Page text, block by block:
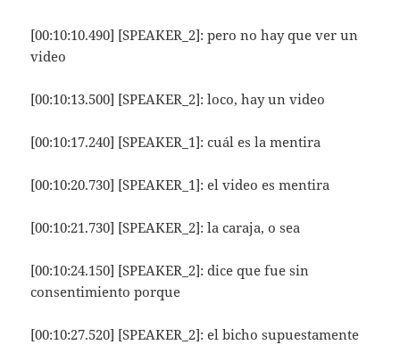
[00:10:10.490] [SPEAKER_2]: pero no hay que ver un
video
[00:10:13.500] [SPEAKER_2]: loco, hay un video
[00:10:17.240] [SPEAKER_1]: cuál es la mentira
[00:10:20.730] [SPEAKER_1]: el video es mentira
[00:10:21.730] [SPEAKER_2]: la caraja, o sea
[00:10:24.150] [SPEAKER_2]: dice que fue sin
consentimiento porque
[00:10:27.520] [SPEAKER_2]: el bicho supuestamente